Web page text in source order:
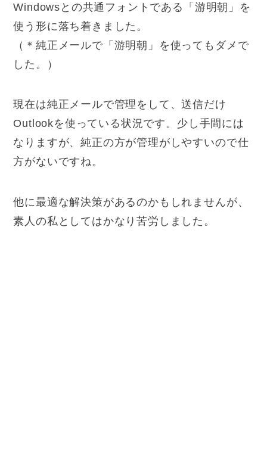
Windowsとの共通フォントである「游明朝」を
使う形に落ち着きました。
（＊純正メールで「游明朝」を使ってもダメで
した。）
現在は純正メールで管理をして、送信だけ
Outlookを使っている状況です。少し手間には
なりますが、純正の方が管理がしやすいので仕
方がないですね。
他に最適な解決策があるのかもしれませんが、
素人の私としてはかなり苦労しました。